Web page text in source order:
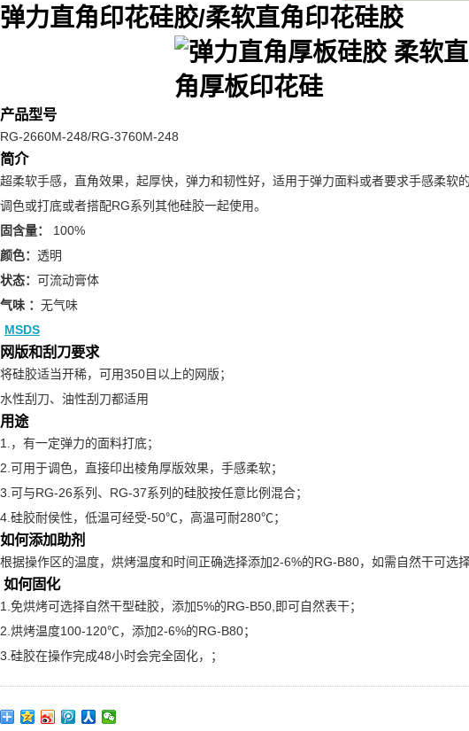
弹力直角印花硅胶/柔软直角印花硅胶
产品型号
RG-2660M-248/RG-3760M-248
简介
超柔软手感，直角效果，起厚快，弹力和韧性好，适用于弹力面料或者要求手感柔软
调色或打底或者搭配RG系列其他硅胶一起使用。
固含量：
100%
颜色： 透明
状态： 可流动膏体
气味 ： 无气味
MSDS
网版和刮刀要求
将硅胶适当开稀，可用350目以上的网版；
水性刮刀、油性刮刀都适用
用途
1.，有一定弹力的面料打底；
2.可用于调色，直接印出棱角厚版效果，手感柔软；
3.可与RG-26系列、RG-37系列的硅胶按任意比例混合；
4.硅胶耐侯性，低温可经受-50℃，高温可耐280℃；
如何添加助剂
根据操作区的温度，烘烤温度和时间正确选择添加2-6%的RG-B80，如需自然干可选择
如何固化
1.免烘烤可选择自然干型硅胶，添加5%的RG-B50,即可自然表干；
2.烘烤温度100-120℃，添加2-6%的RG-B80；
3.硅胶在操作完成48小时会完全固化，；